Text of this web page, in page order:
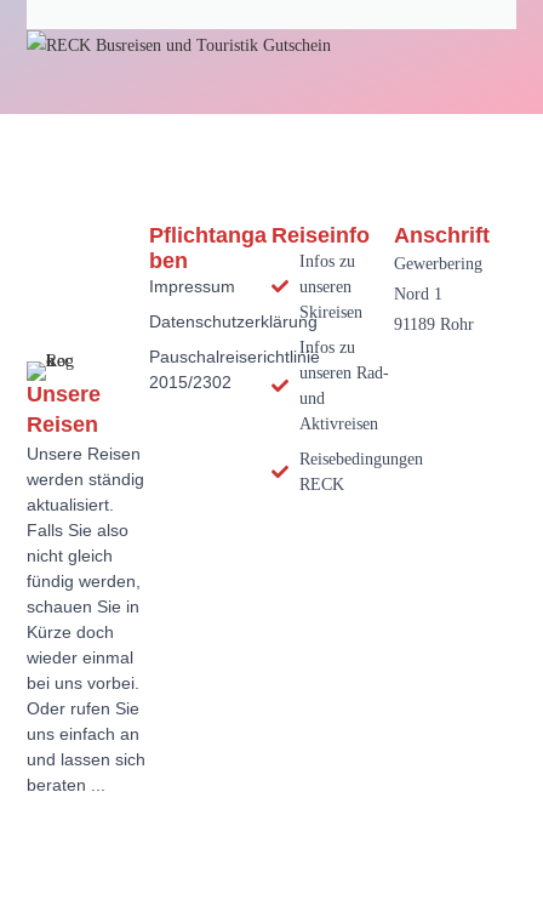
Unsere
Reisen
Unsere Reisen
werden ständig
aktualisiert.
Falls Sie also
nicht gleich
fündig werden,
schauen Sie in
Kürze doch
wieder einmal
bei uns vorbei.
Oder rufen Sie
uns einfach an
und lassen sich
beraten ...
Reiseinfo
Infos zu
unseren
Skireisen
Infos zu
unseren Rad-
und
Aktivreisen
Reisebedingungen
RECK
Pflichtanga
Ben
Impressum
Datenschutzerklärung
Pauschalreiserichtlinie
2015/2302
Anschrift
Gewerbering
Nord 1
91189 Rohr